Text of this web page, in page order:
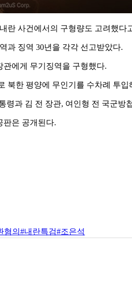
란 사건에서의 구형량도 고려했다
과 징역 30년을 각각 선고받았다.
관에게 무기징역을 구형했다.
북한 평양에 무인기를 수차례 투
과 김 전 장관, 여인형 전 국군방
판은 공개된다.
혐의 #내란특검#조은석